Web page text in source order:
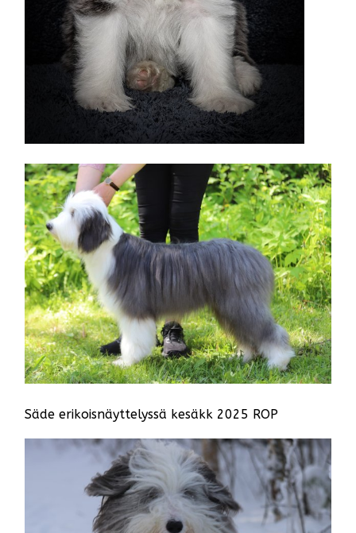
Säde erikoisnäyttelyssä kesäkk 2025 ROP